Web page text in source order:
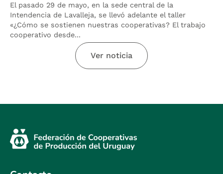
El pasado 29 de mayo, en la sede central de la
Intendencia de Lavalleja, se llevó adelante el taller
«¿Cómo se sostienen nuestras cooperativas? El trabajo
cooperativo desde...
Ver noticia